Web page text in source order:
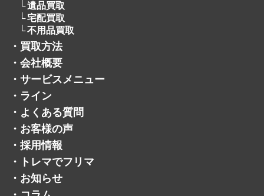
遺品買取
宅配買取
不用品買取
・ 買取方法
・ 会社概要
・ サービスメニュー
・ ライン
・ よくある質問
・ お客様の声
・ 採用情報
・
トレマでフリマ
・ お知らせ